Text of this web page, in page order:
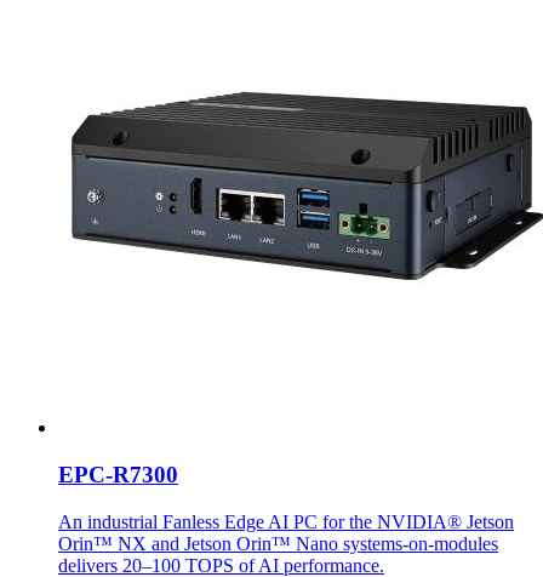
EPC-R7300
An industrial Fanless Edge AI PC for the NVIDIA® Jetson
Orin™ NX and Jetson Orin™ Nano systems-on-modules
delivers 20–100 TOPS of AI performance.